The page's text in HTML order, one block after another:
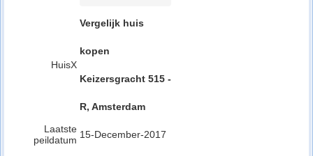
HuisX
Vergelijk huis
kopen
Keizersgracht 515 -
R, Amsterdam
Laatste
peildatum 15-December-2017